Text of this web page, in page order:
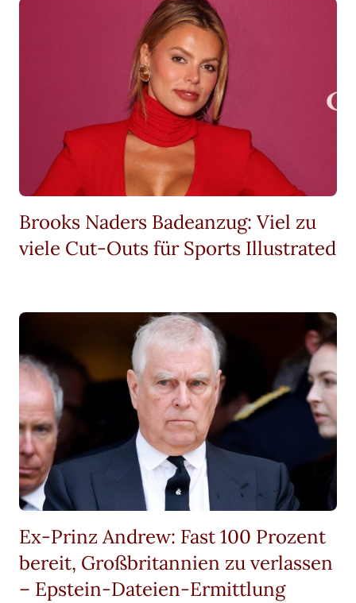
Brooks Naders Badeanzug: Viel zu
viele Cut-Outs für Sports Illustrated
Ex-Prinz Andrew: Fast 100 Prozent
bereit, Großbritannien zu verlassen
– Epstein-Dateien-Ermittlung